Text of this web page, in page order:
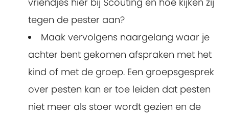
tegen de pester aan?
Maak vervolgens naargelang waar je
achter bent gekomen afspraken met het
kind of met de groep. Een groepsgesprek
over pesten kan er toe leiden dat pesten
niet meer als stoer wordt gezien en de